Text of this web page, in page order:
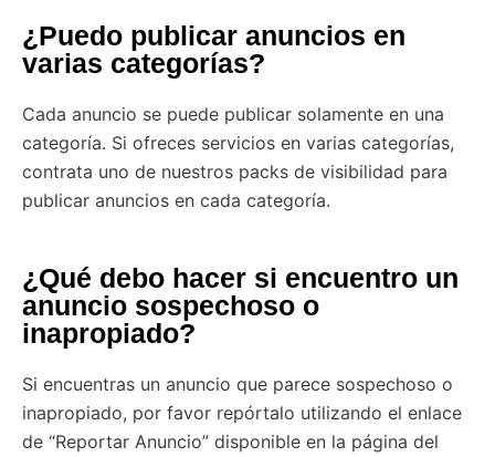
¿Puedo publicar anuncios en
varias categorías?
Cada anuncio se puede publicar solamente en una
categoría. Si ofreces servicios en varias categorías,
contrata uno de nuestros packs de visibilidad para
publicar anuncios en cada categoría.
¿Qué debo hacer si encuentro un
anuncio sospechoso o
inapropiado?
Si encuentras un anuncio que parece sospechoso o
inapropiado, por favor repórtalo utilizando el enlace
de “Reportar Anuncio” disponible en la página del